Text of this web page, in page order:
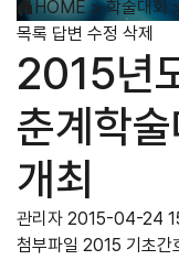
HOME>학술대회
목록 답변 수정 삭제
2015년
춘계학
개최
관리자 2015-04-24
첨부파일 2015 기초간